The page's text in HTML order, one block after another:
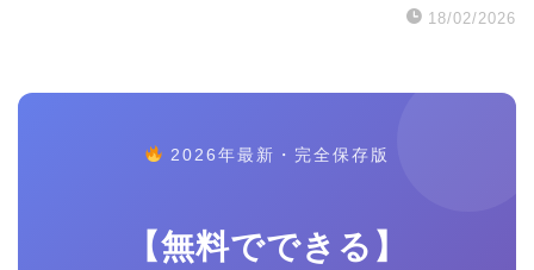
18/02/2026
2026年最新・完全保存版
【無料でできる】